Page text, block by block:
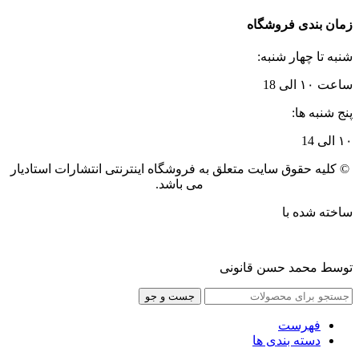
زمان بندی فروشگاه
شنبه تا چهار شنبه:
ساعت ۱۰ الی 18
پنج شنبه ها:
۱۰ الی 14
© کلیه حقوق سایت متعلق به فروشگاه اینترنتی انتشارات استادیار
می باشد.
ساخته شده با
توسط محمد حسن قانونی
جست و جو
فهرست
دسته بندی ها